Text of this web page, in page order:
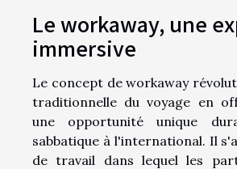
Le workaway, une
immersive
Le concept de workaway
traditionnelle du voyage en
une opportunité unique
sabbatique à l'international. Il
de travail dans lequel les